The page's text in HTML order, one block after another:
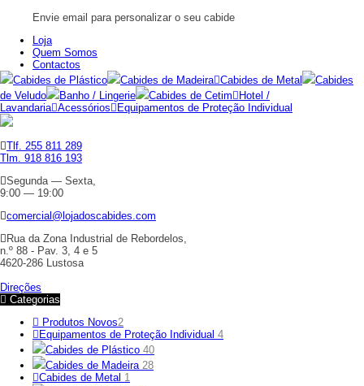
Envie email para personalizar o seu cabide
Loja
Quem Somos
Contactos
Cabides de Plástico
Cabides de Madeira Cabides de Metal
Cabides
de Veludo
Banho / Lingerie Cabides de Cetim
Hotel /
Lavandaria Acessórios Equipamentos de Proteção Individual
Tlf. 255 811 289
Tlm. 918 816 193
Segunda — Sexta,
9:00 — 19:00
comercial@lojadoscabides.com
Rua da Zona Industrial de Rebordelos,
n.º 88 - Pav. 3, 4 e 5
4620-286 Lustosa
Direções
Categorias
Produtos Novos2
Equipamentos de Proteção Individual 4
Cabides de Plástico 40
Cabides de Madeira 28
Cabides de Metal 1